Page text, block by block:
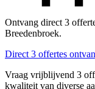
Ontvang direct 3
Breedenbroek.
Direct 3 offertes
Vraag vrijblijvend 3
kwaliteit van diverse